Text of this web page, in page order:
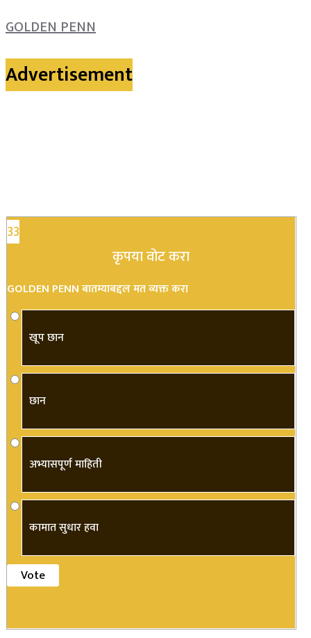
GOLDEN PENN
Advertisement
33
कृपया वोट करा
GOLDEN PENN बातम्याबद्दल मत व्यक्त करा
खूप छान
छान
अभ्यासपूर्ण माहिती
कामात सुधार हवा